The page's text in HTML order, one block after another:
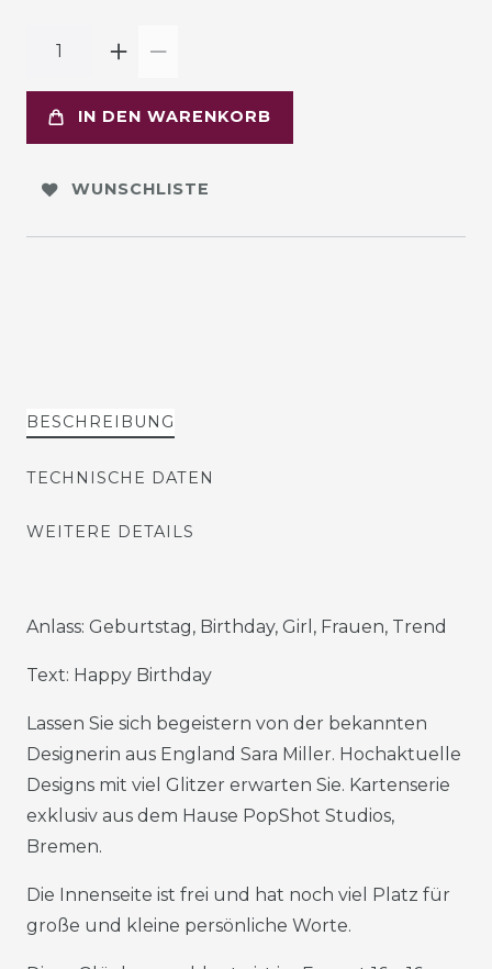
IN DEN WARENKORB
WUNSCHLISTE
BESCHREIBUNG
TECHNISCHE DATEN
WEITERE DETAILS
Anlass: Geburtstag, Birthday, Girl, Frauen, Trend
Text: Happy Birthday
Lassen Sie sich begeistern von der bekannten
Designerin aus England Sara Miller. Hochaktuelle
Designs mit viel Glitzer erwarten Sie. Kartenserie
exklusiv aus dem Hause PopShot Studios,
Bremen.
Die Innenseite ist frei und hat noch viel Platz für
große und kleine persönliche Worte.